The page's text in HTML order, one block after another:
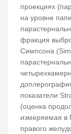
проекциях
на уровне
фракция
Симпсона
показатели
(оценка
измеряемая в
правого